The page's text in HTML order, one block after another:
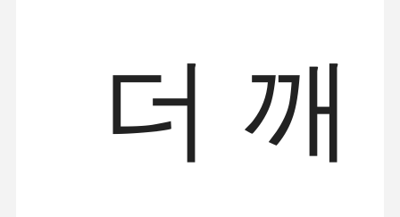
더 깨